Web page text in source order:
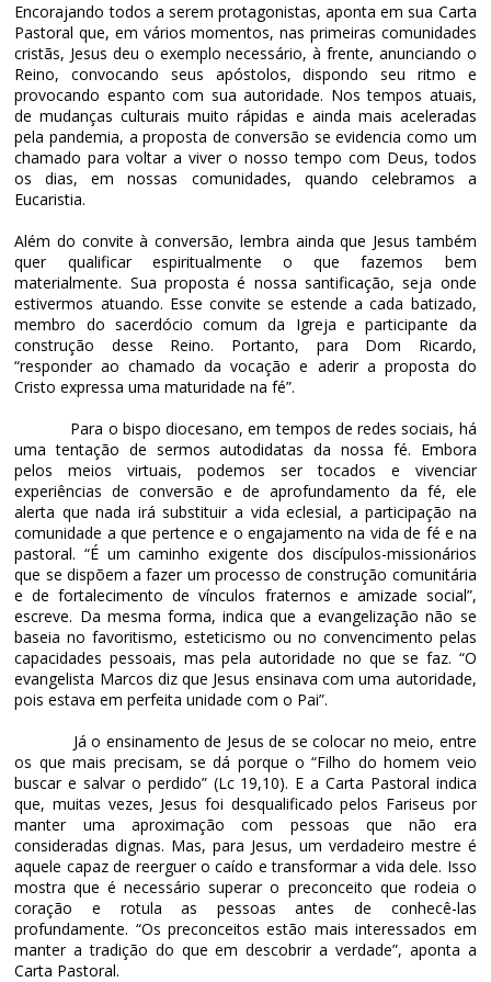
Encorajando todos a serem protagonistas, aponta em sua Carta
Pastoral que, em vários momentos, nas primeiras comunidades
cristãs, Jesus deu o exemplo necessário, à frente, anunciando o
Reino, convocando seus apóstolos, dispondo seu ritmo e
provocando espanto com sua autoridade. Nos tempos atuais,
de mudanças culturais muito rápidas e ainda mais aceleradas
pela pandemia, a proposta de conversão se evidencia como um
chamado para voltar a viver o nosso tempo com Deus, todos
os dias, em nossas comunidades, quando celebramos a
Eucaristia.
Além do convite à conversão, lembra ainda que Jesus também
quer qualificar espiritualmente o que fazemos bem
materialmente. Sua proposta é nossa santificação, seja onde
estivermos atuando. Esse convite se estende a cada batizado,
membro do sacerdócio comum da Igreja e participante da
construção desse Reino. Portanto, para Dom Ricardo,
“responder ao chamado da vocação e aderir a proposta do
Cristo expressa uma maturidade na fé”.
Para o bispo diocesano, em tempos de redes sociais, há
uma tentação de sermos autodidatas da nossa fé. Embora
pelos meios virtuais, podemos ser tocados e vivenciar
experiências de conversão e de aprofundamento da fé, ele
alerta que nada irá substituir a vida eclesial, a participação na
comunidade a que pertence e o engajamento na vida de fé e na
pastoral. “É um caminho exigente dos discípulos-missionários
que se dispõem a fazer um processo de construção comunitária
e de fortalecimento de vínculos fraternos e amizade social”,
escreve. Da mesma forma, indica que a evangelização não se
baseia no favoritismo, esteticismo ou no convencimento pelas
capacidades pessoais, mas pela autoridade no que se faz. “O
evangelista Marcos diz que Jesus ensinava com uma autoridade,
pois estava em perfeita unidade com o Pai”.
Já o ensinamento de Jesus de se colocar no meio, entre
os que mais precisam, se dá porque o “Filho do homem veio
buscar e salvar o perdido” (Lc 19,10). E a Carta Pastoral indica
que, muitas vezes, Jesus foi desqualificado pelos Fariseus por
manter uma aproximação com pessoas que não era
consideradas dignas. Mas, para Jesus, um verdadeiro mestre é
aquele capaz de reerguer o caído e transformar a vida dele. Isso
mostra que é necessário superar o preconceito que rodeia o
coração e rotula as pessoas antes de conhecê-las
profundamente. “Os preconceitos estão mais interessados em
manter a tradição do que em descobrir a verdade”, aponta a
Carta Pastoral.